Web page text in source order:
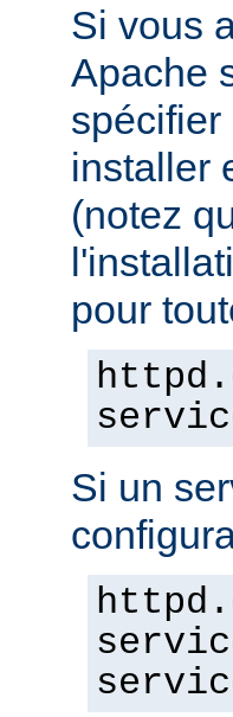
Si vous
Apache
installer
(notez
pour
Si un